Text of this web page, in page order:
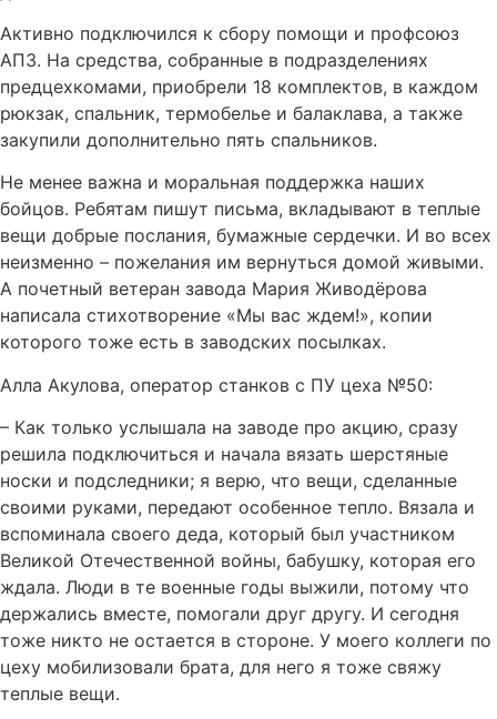
Активно подключился к сбору помощи и профсоюз
АПЗ. На средства, собранные в подразделениях
предцехкомами, приобрели 18 комплектов, в каждом
рюкзак, спальник, термобелье и балаклава, а также
закупили дополнительно пять спальников.
Не менее важна и моральная поддержка наших
бойцов. Ребятам пишут письма, вкладывают в теплые
вещи добрые послания, бумажные сердечки. И во всех
неизменно – пожелания им вернуться домой живыми.
А почетный ветеран завода Мария Живодёрова
написала стихотворение «Мы вас ждем!», копии
которого тоже есть в заводских посылках.
Алла Акулова, оператор станков с ПУ цеха №50:
– Как только услышала на заводе про акцию, сразу
решила подключиться и начала вязать шерстяные
носки и подследники; я верю, что вещи, сделанные
своими руками, передают особенное тепло. Вязала и
вспоминала своего деда, который был участником
Великой Отечественной войны, бабушку, которая его
ждала. Люди в те военные годы выжили, потому что
держались вместе, помогали друг другу. И сегодня
тоже никто не остается в стороне. У моего коллеги по
цеху мобилизовали брата, для него я тоже свяжу
теплые вещи.